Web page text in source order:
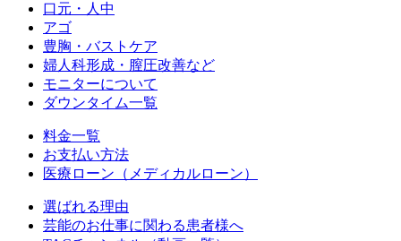
口元・人中
アゴ
豊胸・バストケア
婦人科形成・膣圧改善など
モニターについて
ダウンタイム一覧
料金一覧
お支払い方法
医療ローン（メディカルローン）
選ばれる理由
芸能のお仕事に関わる患者様へ